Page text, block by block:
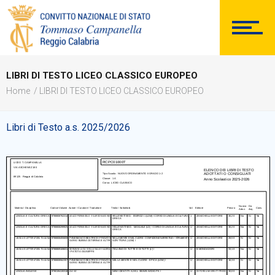
DOCUMENTAZIONE
PERSONALE
Comunicazioni Esterne
BACHECA SINDACALE
LIBRI DI TESTO LICEO CLASSICO EUROPEO
Home LIBRI DI TESTO LICEO CLASSICO EUROPEO
Libri di Testo a.s. 2025/2026